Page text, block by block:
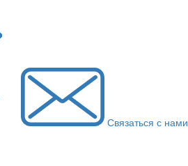
Связаться с нами